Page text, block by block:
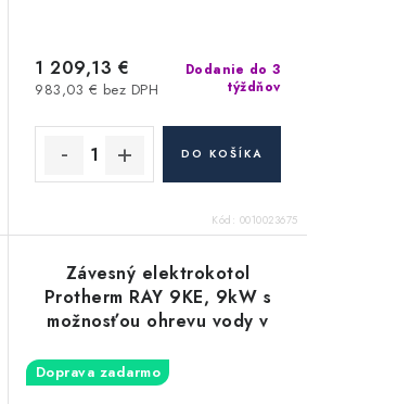
Dodanie do 3
týždňov
983,03 € bez DPH
1 209,13 €
DO KOŠÍKA
Kód: 0010023675
Závesný elektrokotol
Protherm RAY 9KE, 9kW s
možnosťou ohrevu vody v
Doprava zadarmo